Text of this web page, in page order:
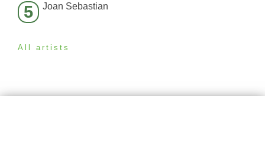
5 Joan Sebastian
All artists